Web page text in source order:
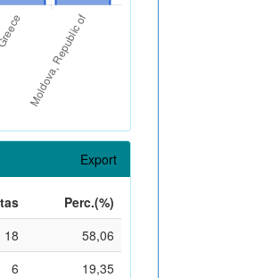
Export
Perc.(%)
18
58,06
6
19,35